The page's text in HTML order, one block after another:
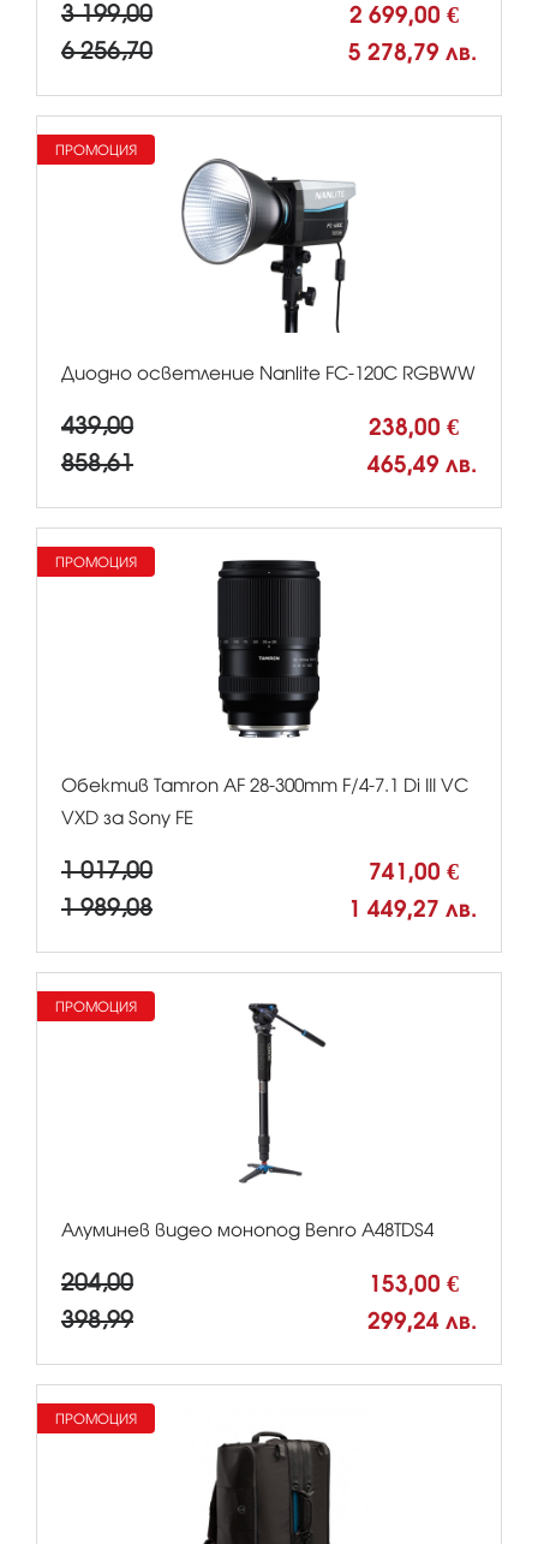
3 199,00 2 699,00 €
6 256,70 5 278,79 лв.
Диодно осветление Nanlite FC-120C RGBWW
439,00 238,00 €
858,61 465,49 лв.
ПРОМОЦИЯ
Обектив Tamron AF 28-300mm F/4-7.1 Di III VC
VXD за Sony FE
1 017,00 741,00 €
1 989,08 1 449,27 лв.
ПРОМОЦИЯ
Алуминев видео монопод Benro A48TDS4
204,00 153,00 €
398,99 299,24 лв.
ПРОМОЦИЯ
ПРОМОЦИЯ